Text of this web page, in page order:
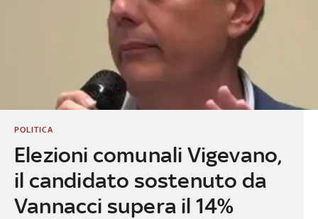
Elezioni comunali Vigevano,
il candidato sostenuto da
Vannacci supera il 14%
POLITICA